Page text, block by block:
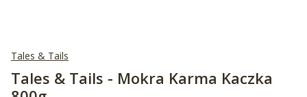
Tales & Tails
Tales & Tails - Mokra Karma Kaczka